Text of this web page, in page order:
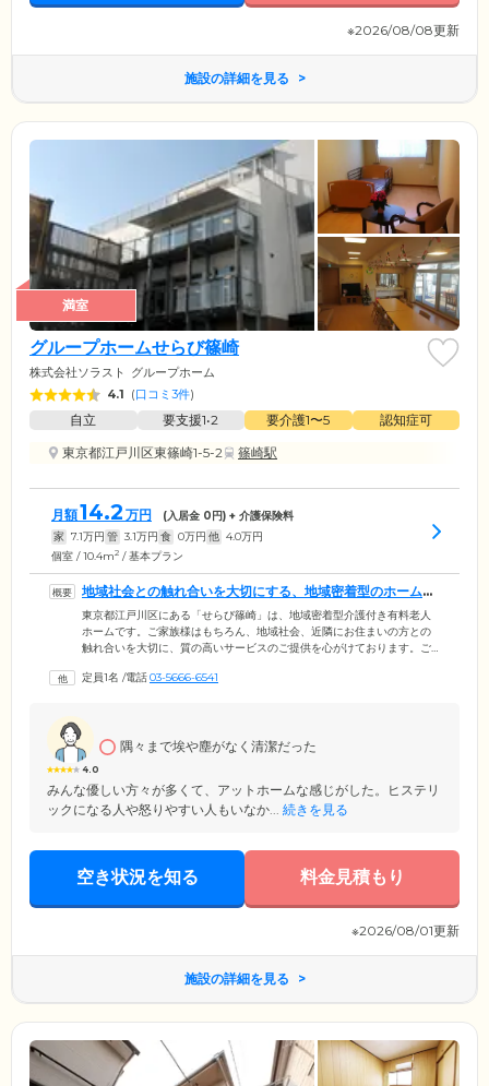
※2026/08/08更新
施設の詳細を見る
満室
グループホームせらび篠崎
株式会社ソラスト グループホーム
4.1 (口コミ3件)
自立 要支援1•2 要介護1〜5
認知症可
東京都江戸川区東篠崎1-5-2
篠崎駅
月額14.2 万円 (入居金 0 円) + 介護保険料
家 7.1万円 管 3.1万円 食 0万円 他 4.0万円
個室 / 10.4m2 / 基本プラン
地域社会との触れ合いを大切にする、地域密着型のホームで
す
東京都江戸川区にある「せらび篠崎」は、地域密着型介護付き有料老人
ホームです。ご家族様はもちろん、地域社会、近隣にお住まいの方との
触れ合いを大切に、質の高いサービスのご提供を心がけております。ご
いる方。その方らしい、ご入居者様お一人おひとりの自由と個性を大切
ます。
定員1名 /電話03-5666-6541
4.0
隅々まで埃や塵がなく清潔だった
みんな優しい方々が多くて、アットホームな感じがした。ヒステリ
ックになる人や怒りやすい人もいなか... 続きを見る
空き状況を知る 料金見積もり
※2026/08/01更新
施設の詳細を見る